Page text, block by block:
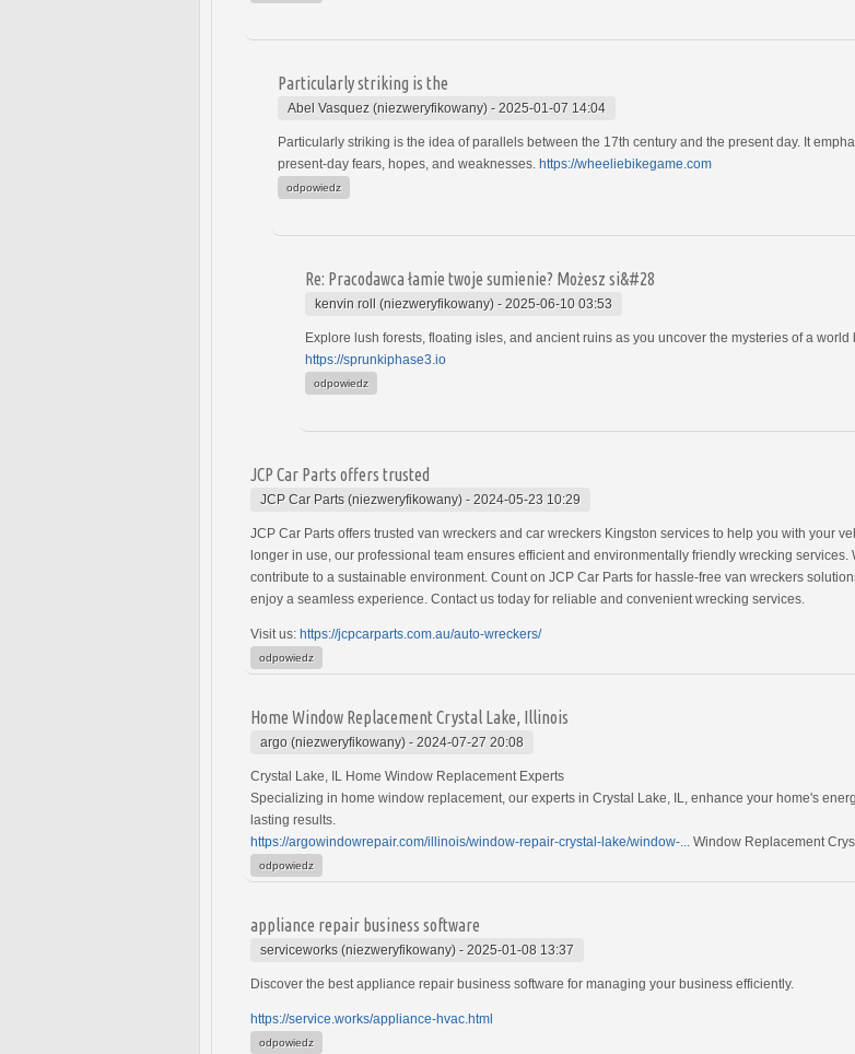
Particularly striking is the
Abel Vasquez (niezweryfikowany) - 2025-01-07 14:04
Particularly striking is the idea of ​​parallels between the 17th century and the present day. It
present-day fears, hopes, and weaknesses. https://wheeliebikegame.com
odpowiedz
Re: Pracodawca łamie twoje sumienie? Możesz si&#28
kenvin roll (niezweryfikowany) - 2025-06-10 03:53
Explore lush forests, floating isles, and ancient ruins as you uncover the mysteries of a
https://sprunkiphase3.io
odpowiedz
JCP Car Parts offers trusted
JCP Car Parts (niezweryfikowany) - 2024-05-23 10:29
JCP Car Parts offers trusted van wreckers and car wreckers Kingston services to help you with your
longer in use, our professional team ensures efficient and environmentally friendly wrecking
contribute to a sustainable environment. Count on JCP Car Parts for hassle-free van wreckers
enjoy a seamless experience. Contact us today for reliable and convenient wrecking services.
Visit us: https://jcpcarparts.com.au/auto-wreckers/
odpowiedz
Home Window Replacement Crystal Lake, Illinois
argo (niezweryfikowany) - 2024-07-27 20:08
Crystal Lake, IL Home Window Replacement Experts
Specializing in home window replacement, our experts in Crystal Lake, IL, enhance your home's
lasting results.
https://argowindowrepair.com/illinois/window-repair-crystal-lake/window-...
Window Replacement
odpowiedz
appliance repair business software
serviceworks (niezweryfikowany) - 2025-01-08 13:37
Discover the best appliance repair business software for managing your business efficiently.
https://service.works/appliance-hvac.html
odpowiedz